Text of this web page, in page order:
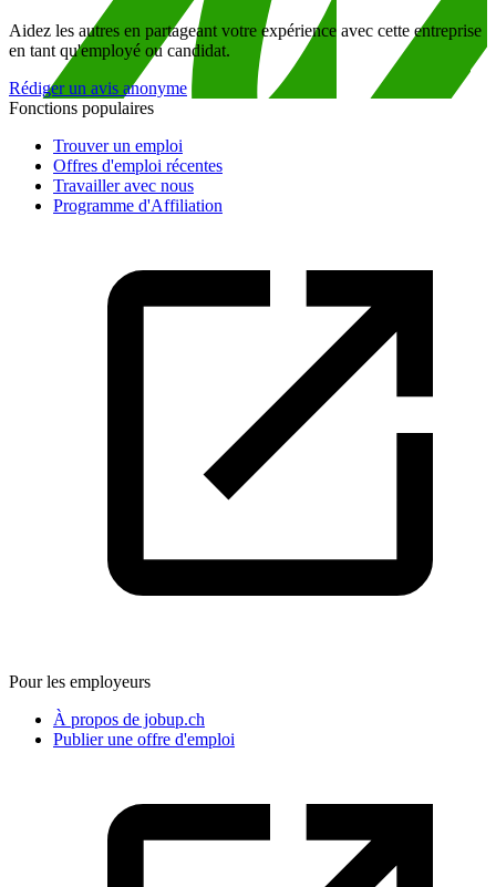
Aidez les autres en partageant votre expérience avec cette entreprise
en tant qu'employé ou candidat.
Rédiger un avis anonyme
Fonctions populaires
Trouver un emploi
Offres d'emploi récentes
Travailler avec nous
Programme d'Affiliation
Pour les employeurs
À propos de jobup.ch
Publier une offre d'emploi